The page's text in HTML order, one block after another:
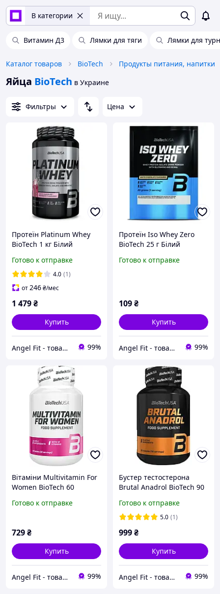
В категории
Витамин Д3 Лямки для тяги Лямки для
Каталог товаров BioTech Продукты питания, напитки
Яйца BioTech в Украине
Фильтры Цена
Протеїн Platinum Whey
BioTech 1 кг Білий
Готово к отправке
4.0 (1)
от246₴/мес
1 479₴
Купить
Angel Fit - товари для здоров'я, спорту та активного життя 99%
Протеїн Iso Whey Zero
BioTech 25 г Білий
Готово к отправке
109₴
Купить
Angel Fit - товари для здоров'я, спорту та активного життя 99%
Вітаміни Multivitamin For
Women BioTech 60
Готово к отправке
729₴
Купить
Angel Fit - товари для здоров'я, спорту та активного життя 99%
Бустер тестостерона
Brutal Anadrol BioTech 90
Готово к отправке
5.0 (1)
999₴
Купить
Angel Fit - товари для здоров'я, спорту та активного життя 99%